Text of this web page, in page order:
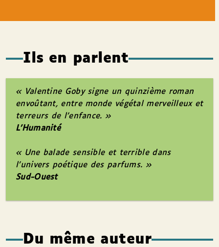
Ils en parlent
« Valentine Goby signe un quinzième roman
envoûtant, entre monde végétal merveilleux et
terreurs de l’enfance. »
L’Humanité
« Une balade sensible et terrible dans
l’univers poétique des parfums. »
Sud-Ouest
Du même auteur